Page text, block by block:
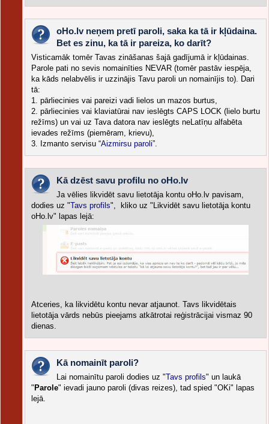
oHo.lv neņem pretī paroli, saka ka tā ir kļūdaina.
Bet es zinu, ka tā ir pareiza, ko darīt?
Visticamāk tomēr Tavas zināšanas šajā gadījumā ir kļūdainas.
Parole pati no sevis nomainīties NEVAR (tomēr pastāv iespēja,
ka kāds nelabvēlis ir uzzinājis Tavu paroli un nomainījis to). Dari
tā:
1. pārliecinies vai pareizi vadi lielos un mazos burtus,
2. pārliecinies vai klaviatūrai nav ieslēgts CAPS LOCK (lielo burtu
režīms) un vai uz Tava datora nav ieslēgts neLatīņu alfabēta
ievades režīms (piemēram, krievu),
3. Izmanto servisu “Aizmirsu paroli”.
Kā dzēst savu profilu no oHo.lv
Ja vēlies likvidēt savu lietotāja kontu oHo.lv pavisam,
dodies uz "Tavs profils", kliko uz "Likvidēt savu lietotāja kontu
oHo.lv" lapas lejā:
Atceries, ka likvidētu kontu nevar atjaunot. Tavs likvidētais
lietotāja vārds nebūs pieejams atkātrotai reģistrācijai vismaz 90
dienas.
Kā nomainīt paroli?
Lai nomainītu paroli dodies uz "Tavs profils" un laukā
" Parole" ievadi jauno paroli (divas reizes), tad spied "OKi" lapas
lejā.